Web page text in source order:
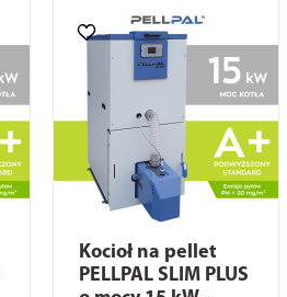
Kocioł na pellet
PELLPAL SLIM PLUS